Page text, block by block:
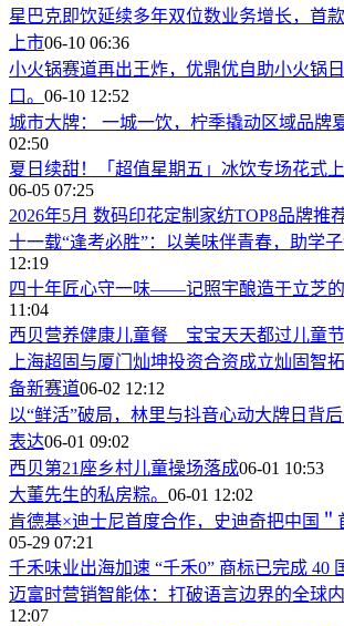
星巴克即饮延续多年双位数业务增长，首
上市06-10 06:36
小火锅赛道再出王炸，优鼎优自助小火锅
口。 06-10 12:52
城市大牌： 一城一饮，柠季撬动区域品牌
02:50
夏日续甜！「超值星期五」冰饮专场花式
06-05 07:25
2026年5月 数码印花定制家纺TOP8品牌推
十一载“逢考必胜”：以美味伴青春，助学
12:19
四十年匠心守一味——记照宇酿造于立芝
11:04
西贝营养健康儿童餐 宝宝天天都过儿童节
上海超固与厦门灿坤投资合资成立灿固智
备新赛道06-02 12:12
以“鲜活”破局，林里与抖音心动大牌日背
表达06-01 09:02
西贝第21座乡村儿童操场落成06-01 10:53
大董先生的私房粽。 06-01 12:02
肯德基×迪士尼首度合作，史迪奇把中国＂
05-29 07:21
千禾味业出海加速 “千禾0” 商标已完成 40
迈富时营销智能体：打破语言边界的全球
12:07